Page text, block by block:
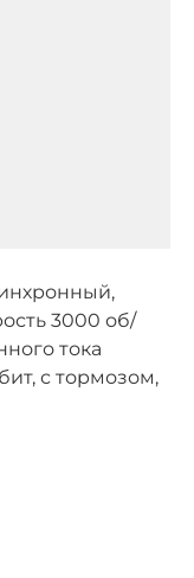
3000 об/
тока
с тормозом,